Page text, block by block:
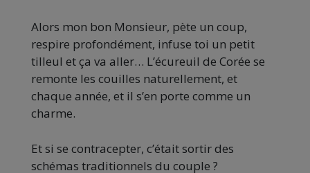
Alors mon bon Monsieur, pète un coup,
respire profondément, infuse toi un petit
tilleul et ça va aller… L’écureuil de Corée se
remonte les couilles naturellement, et
chaque année, et il s’en porte comme un
charme.
Et si se contracepter, c’était sortir des
schémas traditionnels du couple ?